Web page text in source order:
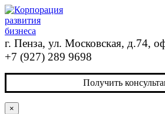
г. Пенза, ул. Московская, д.74,
+7 (927) 289 9698
Получить
×